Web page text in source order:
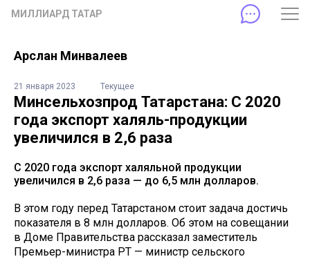
МИЛЛИАРД ТАТАР
Арслан Минвалеев
21 января 2023 Текущее
Минсельхозпрод Татарстана: С 2020
года экспорт халяль-продукции
увеличился в 2,6 раза
С 2020 года экспорт халяльной продукции
увеличился в 2,6 раза — до 6,5 млн долларов.
В этом году перед Татарстаном стоит задача достичь
показателя в 8 млн долларов. Об этом на совещании
в Доме Правительства рассказал заместитель
Премьер-министра РТ — министр сельского